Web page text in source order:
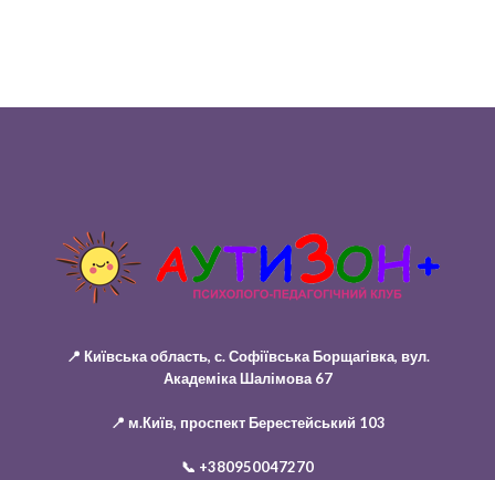
📍 Київська область, с. Софіївська Борщагівка, вул.
Академіка Шалімова 67
📍 м.Київ, проспект Берестейський 103
📞 +380950047270